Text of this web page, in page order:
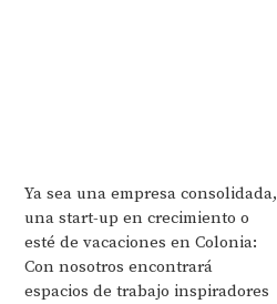
Ya sea una empresa consolidada,
una start-up en crecimiento o
esté de vacaciones en Colonia:
Con nosotros encontrará
espacios de trabajo inspiradores